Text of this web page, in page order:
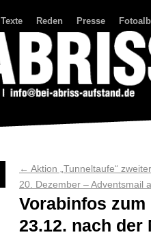
Texte Reden Presse
← Aktion „Tunneltaufe“
20. Dezember – Adventsmail
Vorabinfos
23.12. nach der